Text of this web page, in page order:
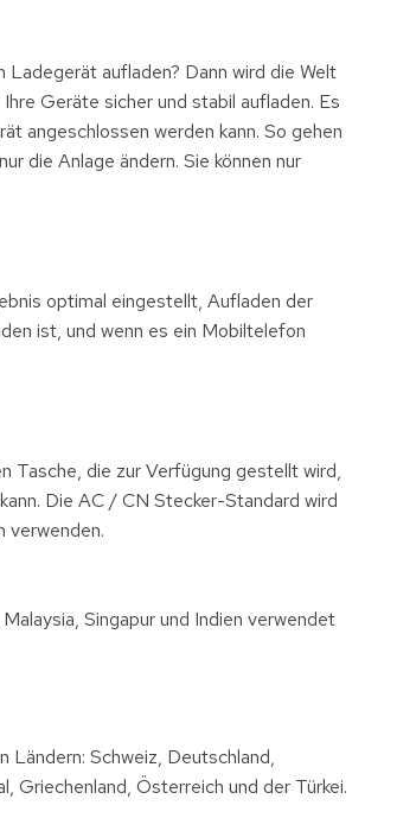
aufladen? Dann wird die Welt
Geräte sicher und stabil aufladen. Es
angeschlossen werden kann. So gehen
die Anlage ändern. Sie können nur
optimal eingestellt, Aufladen der
ist, und wenn es ein Mobiltelefon
Tasche, die zur Verfügung gestellt wird,
Die AC / CN Stecker-Standard wird
verwenden.
Singapur und Indien verwendet
Ländern: Schweiz, Deutschland,
Griechenland, Österreich und der Türkei.